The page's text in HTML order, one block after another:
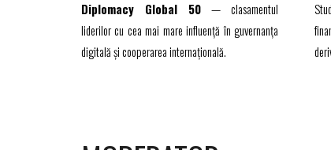
Diplomacy Global 50— clasamentul
liderilor cu cea mai mare influență în guvernanța
digitală și cooperarea internațională.